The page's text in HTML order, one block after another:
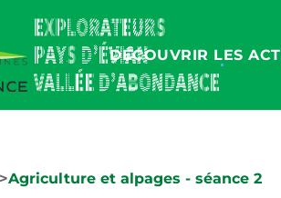
DÉCOUVRIR LES
Agriculture et alpages - séance 2